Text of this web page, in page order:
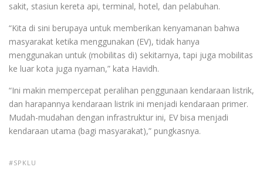
sakit, stasiun kereta api, terminal, hotel, dan pelabuhan.
“Kita di sini berupaya untuk memberikan kenyamanan bahwa
masyarakat ketika menggunakan (EV), tidak hanya
menggunakan untuk (mobilitas di) sekitarnya, tapi juga mobilitas
ke luar kota juga nyaman,” kata Havidh.
“Ini makin mempercepat peralihan penggunaan kendaraan listrik,
dan harapannya kendaraan listrik ini menjadi kendaraan primer.
Mudah-mudahan dengan infrastruktur ini, EV bisa menjadi
kendaraan utama (bagi masyarakat),” pungkasnya.
SPKLU